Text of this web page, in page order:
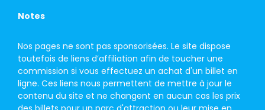
Notes
Nos pages ne sont pas sponsorisées. Le site dispose
toutefois de liens d’affiliation afin de toucher une
commission si vous effectuez un achat d'un billet en
ligne. Ces liens nous permettent de mettre à jour le
contenu du site et ne changent en aucun cas les prix